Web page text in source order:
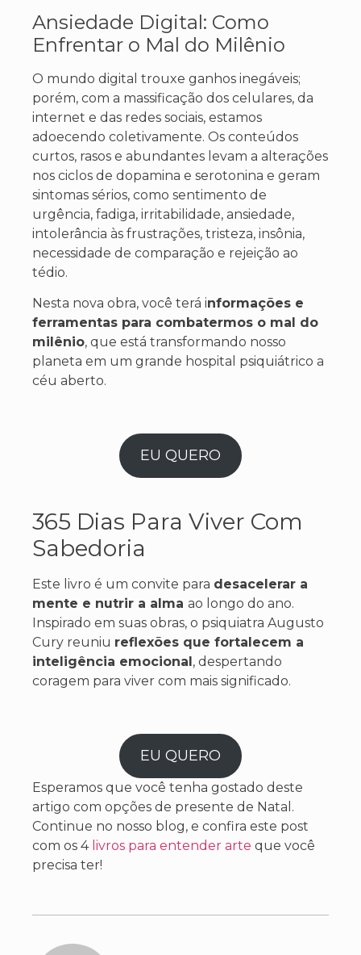
Ansiedade Digital: Como
Enfrentar o Mal do Milênio
O mundo digital trouxe ganhos inegáveis;
porém, com a massificação dos celulares, da
internet e das redes sociais, estamos
adoecendo coletivamente. Os conteúdos
curtos, rasos e abundantes levam a alterações
nos ciclos de dopamina e serotonina e geram
sintomas sérios, como sentimento de
urgência, fadiga, irritabilidade, ansiedade,
intolerância às frustrações, tristeza, insônia,
necessidade de comparação e rejeição ao
tédio.
Nesta nova obra, você terá informações e
ferramentas para combatermos o mal do
milênio, que está transformando nosso
planeta em um grande hospital psiquiátrico a
céu aberto.
EU QUERO
365 Dias Para Viver Com
Sabedoria
Este livro é um convite para desacelerar a
mente e nutrir a alma ao longo do ano.
Inspirado em suas obras, o psiquiatra Augusto
Cury reuniu reflexões que fortalecem a
inteligência emocional, despertando
coragem para viver com mais significado.
EU QUERO
Esperamos que você tenha gostado deste
artigo com opções de presente de Natal.
Continue no nosso blog, e confira este post
com os 4 livros para entender arte que você
precisa ter!